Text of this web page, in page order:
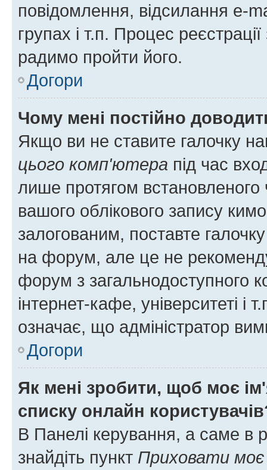
повідомлення, відсилання e-
групах і т.п. Процес
радимо пройти його.
Догори
Чому мені постійно
Якщо ви не ставите галочку
цього комп'ютера під час
лише протягом встановленого
вашого облікового запису
залогованим, поставте
на форум, але це не
форум з загальнодоступного
інтернет-кафе, університеті і
означає, що адміністратор
Догори
Як мені зробити, щоб моє
списку онлайн
В Панелі керування, а саме в
знайдіть пункт Приховати моє